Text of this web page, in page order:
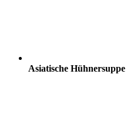
Asiatische